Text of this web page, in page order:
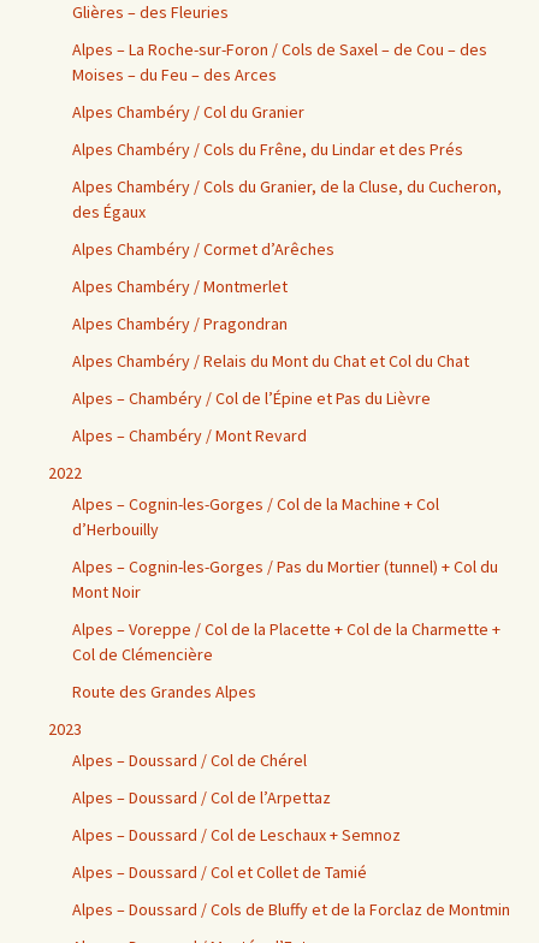
Glières – des Fleuries
Alpes – La Roche-sur-Foron / Cols de Saxel – de Cou – des
Moises – du Feu – des Arces
Alpes Chambéry / Col du Granier
Alpes Chambéry / Cols du Frêne, du Lindar et des Prés
Alpes Chambéry / Cols du Granier, de la Cluse, du Cucheron,
des Égaux
Alpes Chambéry / Cormet d’Arêches
Alpes Chambéry / Montmerlet
Alpes Chambéry / Pragondran
Alpes Chambéry / Relais du Mont du Chat et Col du Chat
Alpes – Chambéry / Col de l’Épine et Pas du Lièvre
Alpes – Chambéry / Mont Revard
2022
Alpes – Cognin-les-Gorges / Col de la Machine + Col
d’Herbouilly
Alpes – Cognin-les-Gorges / Pas du Mortier (tunnel) + Col du
Mont Noir
Alpes – Voreppe / Col de la Placette + Col de la Charmette +
Col de Clémencière
Route des Grandes Alpes
2023
Alpes – Doussard / Col de Chérel
Alpes – Doussard / Col de l’Arpettaz
Alpes – Doussard / Col de Leschaux + Semnoz
Alpes – Doussard / Col et Collet de Tamié
Alpes – Doussard / Cols de Bluffy et de la Forclaz de Montmin